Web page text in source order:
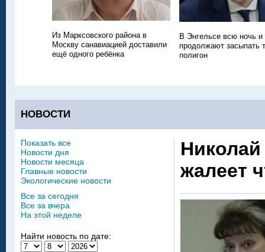
Из Марксовского района в
Москву санавиацией доставили
ещё одного ребёнка
В Энгельсе всю ночь и
продолжают засыпать
полигон
НОВОСТИ
жалеет
Показать все
Новости дня
Новости месяца
Главные новости
Экологические новости
Все за сегодня
Все за вчера
На этой неделе
Найти новость по дате: